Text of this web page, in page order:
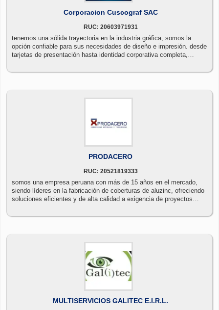
Corporacion Cuscograf SAC
RUC: 20603971931
tenemos una sólida trayectoria en la industria gráfica, somos la
opción confiable para sus necesidades de diseño e impresión. desde
tarjetas de presentación hasta identidad corporativa completa,
superiores. nuestra experiencia, compromiso con la innovación nos
PRODACERO
RUC: 20521819333
somos una empresa peruana con más de 15 años en el mercado,
siendo líderes en la fabricación de coberturas de aluzinc, ofreciendo
soluciones eficientes y de alta calidad a exigencia de proyectos
un staff de ingenieros, técnicos y operarios con amplia experiencia
MULTISERVICIOS GALITEC E.I.R.L.